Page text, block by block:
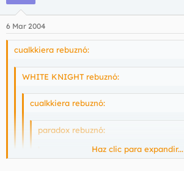
6 Mar 2004
cualkkiera rebuznó:
WHITE KNIGHT rebuznó:
cualkkiera rebuznó:
paradox rebuznó:
snow rebuznó:
Haz clic para expandir...